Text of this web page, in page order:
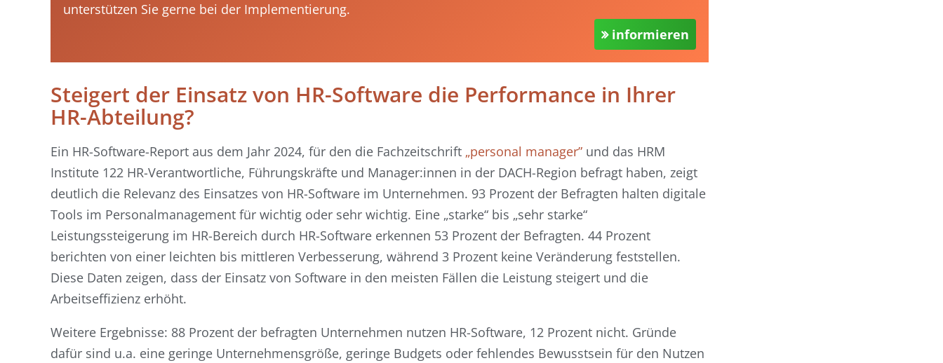
unterstützen Sie gerne bei der Implementierung.
informieren
Steigert der Einsatz von HR-Software die Performance in Ihrer
HR-Abteilung?
Ein HR-Software-Report aus dem Jahr 2024, für den die Fachzeitschrift „personal manager” und das HRM
Institute 122 HR-Verantwortliche, Führungskräfte und Manager:innen in der DACH-Region befragt haben, zeigt
deutlich die Relevanz des Einsatzes von HR-Software im Unternehmen. 93 Prozent der Befragten halten digitale
Tools im Personalmanagement für wichtig oder sehr wichtig. Eine „starke“ bis „sehr starke“
Leistungssteigerung im HR-Bereich durch HR-Software erkennen 53 Prozent der Befragten. 44 Prozent
berichten von einer leichten bis mittleren Verbesserung, während 3 Prozent keine Veränderung feststellen.
Diese Daten zeigen, dass der Einsatz von Software in den meisten Fällen die Leistung steigert und die
Arbeitseffizienz erhöht.
Weitere Ergebnisse: 88 Prozent der befragten Unternehmen nutzen HR-Software, 12 Prozent nicht. Gründe
dafür sind u.a. eine geringe Unternehmensgröße, geringe Budgets oder fehlendes Bewusstsein für den Nutzen